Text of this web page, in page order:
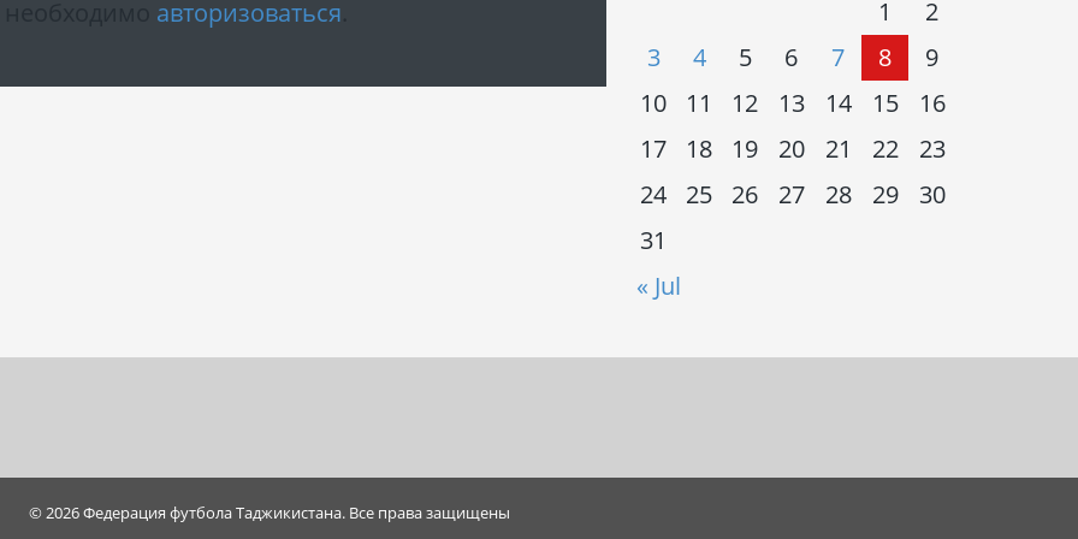
авторизоваться
« Jul
1
2
3
4 5 6 7 8
9
10
11 12 13 14 15
16
17
18 19 20 21 22
23
24
25 26 27 28 29
30
31
© 2026 Федерация футбола Таджикистана. Все права защищены